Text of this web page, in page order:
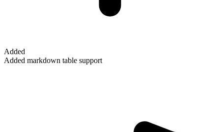
Added
Added markdown table support